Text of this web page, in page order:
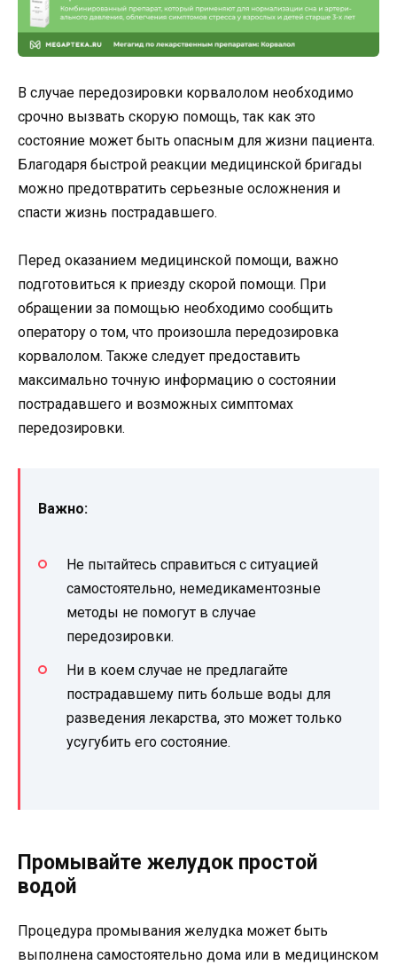
В случае передозировки корвалолом необходимо
срочно вызвать скорую помощь, так как это
состояние может быть опасным для жизни пациента.
Благодаря быстрой реакции медицинской бригады
можно предотвратить серьезные осложнения и
спасти жизнь пострадавшего.
Перед оказанием медицинской помощи, важно
подготовиться к приезду скорой помощи. При
обращении за помощью необходимо сообщить
оператору о том, что произошла передозировка
корвалолом. Также следует предоставить
максимально точную информацию о состоянии
пострадавшего и возможных симптомах
передозировки.
Важно:
Не пытайтесь справиться с ситуацией
самостоятельно, немедикаментозные
методы не помогут в случае
передозировки.
Ни в коем случае не предлагайте
пострадавшему пить больше воды для
разведения лекарства, это может только
усугубить его состояние.
Промывайте желудок простой
водой
Процедура промывания желудка может быть
выполнена самостоятельно дома или в медицинском